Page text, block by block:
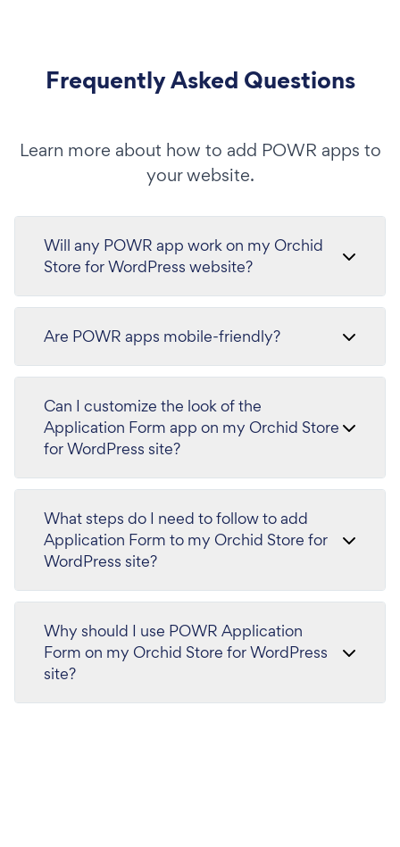
Frequently Asked Questions
Learn more about how to add POWR apps to
your website.
Will any POWR app work on my Orchid
Store for WordPress website?
Are POWR apps mobile-friendly?
Can I customize the look of the
Application Form app on my Orchid Store
for WordPress site?
What steps do I need to follow to add
Application Form to my Orchid Store for
WordPress site?
Why should I use POWR Application
Form on my Orchid Store for WordPress
site?